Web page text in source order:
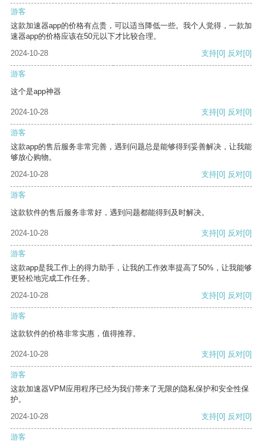
游客
这款加速器app的价格有点贵，可以适当降低一些。我个人觉得，一款加
速器app的价格应该在50元以下才比较合理。
2024-10-28
支持[0] 反对[0]
游客
这个是app神器
2024-10-28 支持[0] 反对[0]
游客
这款app的售后服务非常完善，遇到问题总是能够得到妥善解决，让我能
够放心购物。
2024-10-28
支持[0] 反对[0]
游客
这款软件的售后服务非常好，遇到问题都能得到及时解决。
2024-10-28 支持[0] 反对[0]
游客
这款app是我工作上的得力助手，让我的工作效率提高了50%，让我能够
更轻松地完成工作任务。
2024-10-28
支持[0] 反对[0]
游客
这款软件的价格非常实惠，值得推荐。
2024-10-28 支持[0] 反对[0]
游客
这款加速器VPM应用程序已经为我们带来了无限的隐私保护和安全性保
护。
2024-10-28
支持[0] 反对[0]
游客